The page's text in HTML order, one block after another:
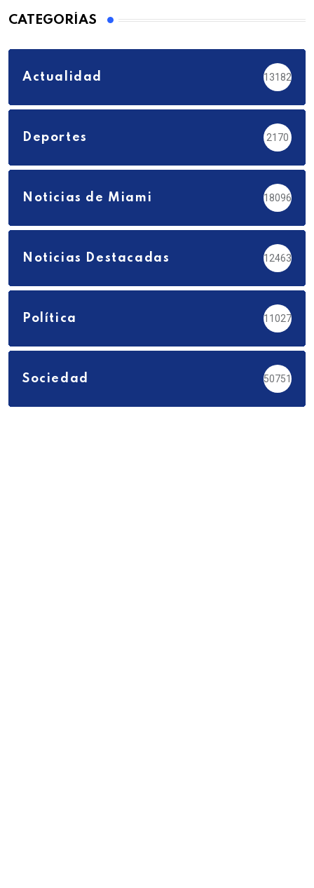
CATEGORÍAS
Actualidad 13182
Deportes 2170
Noticias de Miami 18096
Noticias Destacadas 12463
Política 11027
Sociedad 50751